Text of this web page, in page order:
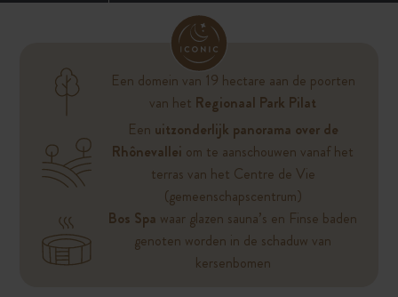
Een domein van 19 hectare aan de poorten
van het Regionaal Park Pilat
Een uitzonderlijk panorama over de
Rhônevallei om te aanschouwen vanaf het
terras van het Centre de Vie
(gemeenschapscentrum)
Bos Spa waar glazen sauna’s en Finse baden
genoten worden in de schaduw van
kersenbomen